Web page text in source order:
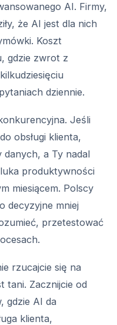
AI. Firmy,
że AI jest dla nich
Koszt
gdzie zwrot z
dziennie.
Jeśli
obsługi klienta,
danych, a Ty nadal
produktywności
miesiącem. Polscy
decyzyjne mniej
przetestować
rzucajcie się na
tani. Zacznijcie od
gdzie AI da
klienta,